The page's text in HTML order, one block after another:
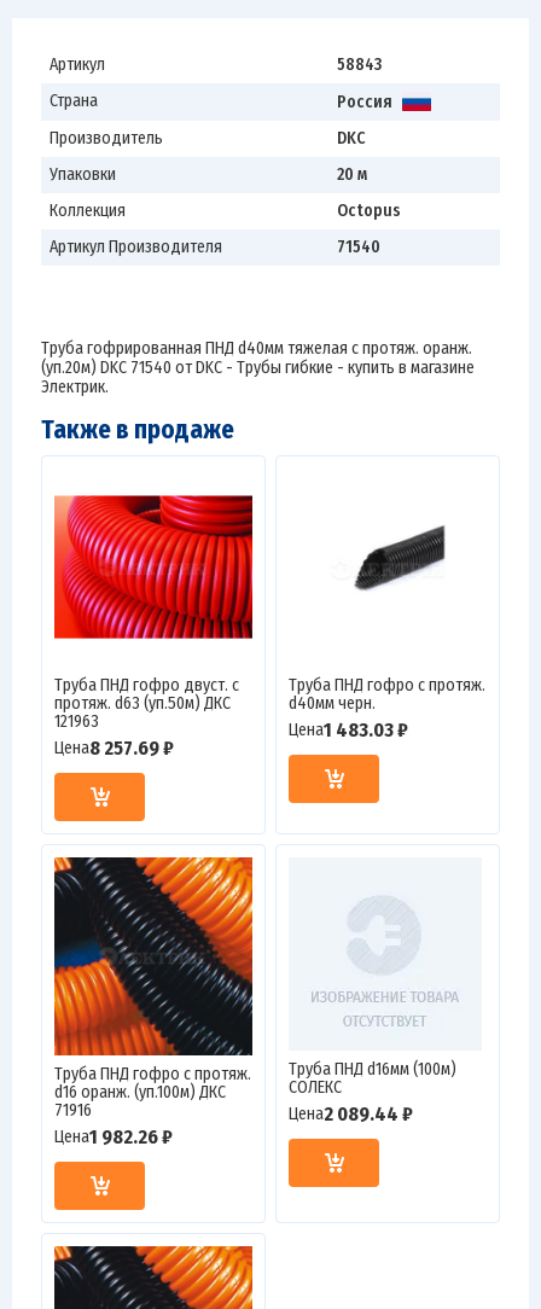
Артикул
58843
Страна
Россия
Производитель
DKC
Упаковки
20 м
Коллекция
Octopus
Артикул Производителя
71540
Труба гофрированная ПНД d40мм тяжелая с протяж. оранж.
(уп.20м) DKC 71540 от DKC - Трубы гибкие - купить в магазине
Электрик.
Также в продаже
Труба ПНД гофро двуст. с
протяж. d63 (уп.50м) ДКС
121963
Цена8 257.69 ₽
Труба ПНД гофро с протяж.
d40мм черн.
Цена1 483.03 ₽
Труба ПНД гофро c протяж.
d16 оранж. (уп.100м) ДКС
71916
Цена1 982.26 ₽
Труба ПНД d16мм (100м)
СОЛЕКС
Цена2 089.44 ₽